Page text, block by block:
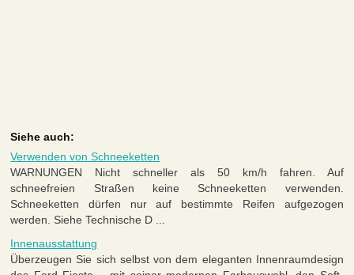
Siehe auch:
Verwenden von Schneeketten
WARNUNGEN Nicht schneller als 50 km/h fahren. Auf
schneefreien Straßen keine Schneeketten verwenden.
Schneeketten dürfen nur auf bestimmte Reifen aufgezogen
werden. Siehe Technische D ...
Innenausstattung
Überzeugen Sie sich selbst von dem eleganten Innenraumdesign